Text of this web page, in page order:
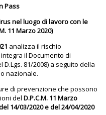
Pass
nel luogo di lavoro con le
11 Marzo 2020)
analizza il rischio
il Documento di
81/2008) a seguito della
nazionale.
di prevenzione che possono
del D.P.C.M. 11 Marzo
14/03/2020 e del 24/04/2020